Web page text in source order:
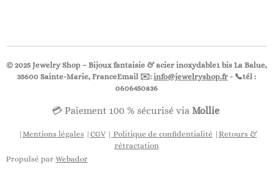
© 2025 Jewelry Shop – Bijoux fantaisie & acier inoxydable1 bis La Balue,
35600 Sainte-Marie, FranceEmail ✉️: info@jewelryshop.fr - 📞tél :
0606450836
💳 Paiement 100 % sécurisé via Mollie
| Mentions légales | CGV| Politique de confidentialité | Retours &
rétractation
Propulsé par Webador